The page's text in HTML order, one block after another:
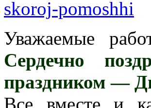
Уважаемые
Сердечно
праздником —
Все вместе и